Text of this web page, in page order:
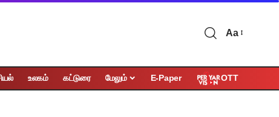
Aa
உலகம் கட்டுரை மேலும் E-Paper OTT